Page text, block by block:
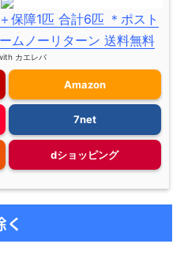
保障1匹 合計6匹 ＊ポスト
ムノーリターン 送料無料
カエレバ
Amazon
7net
dショッピング